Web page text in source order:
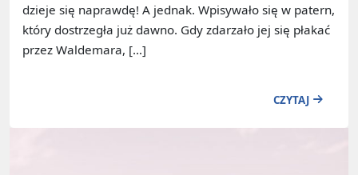
dzieje się naprawdę! A jednak. Wpisywało się w patern,
który dostrzegła już dawno. Gdy zdarzało jej się płakać
przez Waldemara, […]
CZYTAJ